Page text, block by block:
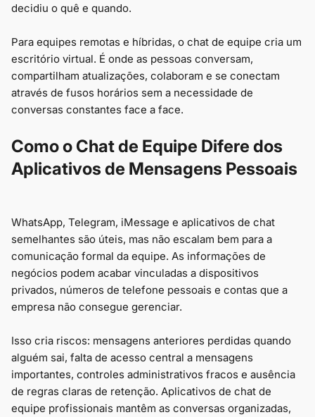
decidiu o quê e quando.
Para equipes remotas e híbridas, o chat de equipe cria um
escritório virtual. É onde as pessoas conversam,
compartilham atualizações, colaboram e se conectam
através de fusos horários sem a necessidade de
conversas constantes face a face.
Como o Chat de Equipe Difere dos
Aplicativos de Mensagens Pessoais
WhatsApp, Telegram, iMessage e aplicativos de chat
semelhantes são úteis, mas não escalam bem para a
comunicação formal da equipe. As informações de
negócios podem acabar vinculadas a dispositivos
privados, números de telefone pessoais e contas que a
empresa não consegue gerenciar.
Isso cria riscos: mensagens anteriores perdidas quando
alguém sai, falta de acesso central a mensagens
importantes, controles administrativos fracos e ausência
de regras claras de retenção. Aplicativos de chat de
equipe profissionais mantêm as conversas organizadas,